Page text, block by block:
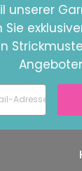
unserer
Sie